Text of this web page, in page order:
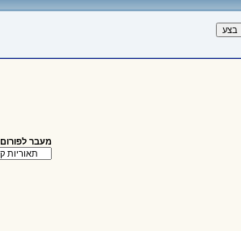
מעבר לפורום